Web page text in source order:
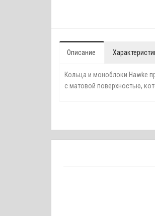
Описание
Кольца и моноблоки Hawke
с матовой поверхностью,